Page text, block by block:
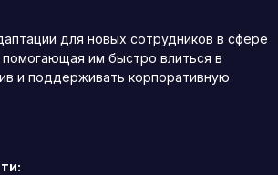
для новых сотрудников в сфере
помогающая им быстро влиться в
и поддерживать корпоративную